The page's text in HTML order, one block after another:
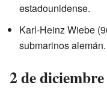
estadounidense.
Karl-Heinz Wiebe
submarinos alemán.
2 de diciembre